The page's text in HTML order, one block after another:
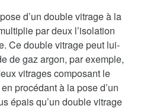
d’un double vitrage à la
par deux l’isolation
Ce double vitrage peut lui-
de gaz argon, par exemple,
vitrages composant le
procédant à la pose d’un
épais qu’un double vitrage